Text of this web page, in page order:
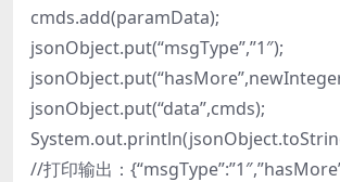
cmds.add(paramData);
jsonObject.put(“msgType”,”1″);
jsonObject.put(“data”,cmds);
//打印输出：